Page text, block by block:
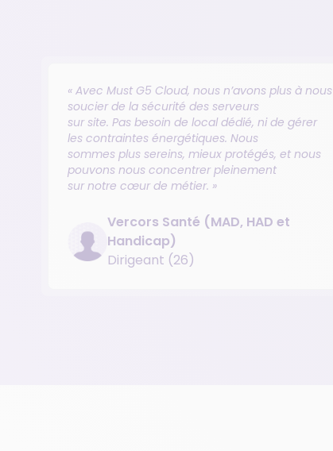
« Avec Must G5 Cloud, nous n’avons plus à nous
soucier de la sécurité des serveurs
sur site. Pas besoin de local dédié, ni de gérer
les contraintes énergétiques. Nous
sommes plus sereins, mieux protégés, et nous
pouvons nous concentrer pleinement
sur notre cœur de métier. »
Vercors Santé (MAD, HAD et
Handicap)
Dirigeant (26)